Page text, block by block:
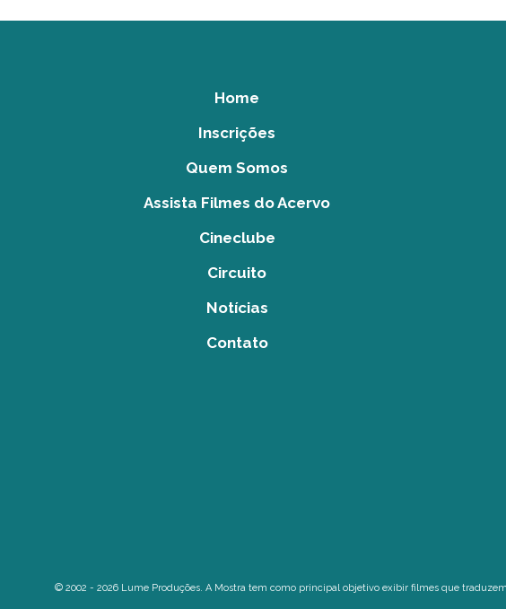
Home
Inscrições
Quem Somos
Assista Filmes do Acervo
Cineclube
Circuito
Notícias
Contato